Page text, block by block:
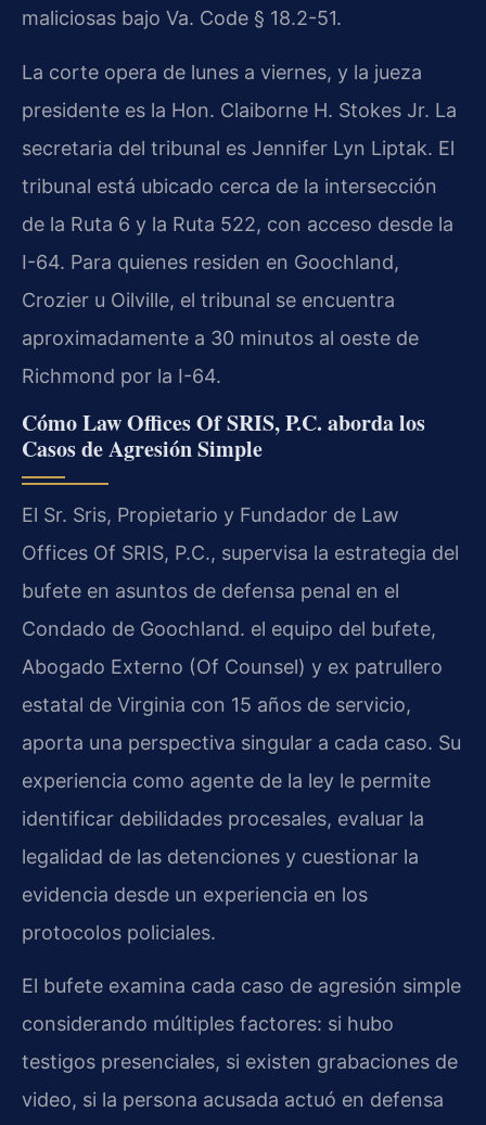
maliciosas bajo Va. Code § 18.2-51.
La corte opera de lunes a viernes, y la jueza
presidente es la Hon. Claiborne H. Stokes Jr. La
secretaria del tribunal es Jennifer Lyn Liptak. El
tribunal está ubicado cerca de la intersección
de la Ruta 6 y la Ruta 522, con acceso desde la
I-64. Para quienes residen en Goochland,
Crozier u Oilville, el tribunal se encuentra
aproximadamente a 30 minutos al oeste de
Richmond por la I-64.
Cómo Law Offices Of SRIS, P.C. aborda los
Casos de Agresión Simple
El Sr. Sris, Propietario y Fundador de Law
Offices Of SRIS, P.C., supervisa la estrategia del
bufete en asuntos de defensa penal en el
Condado de Goochland. el equipo del bufete,
Abogado Externo (Of Counsel) y ex patrullero
estatal de Virginia con 15 años de servicio,
aporta una perspectiva singular a cada caso. Su
experiencia como agente de la ley le permite
identificar debilidades procesales, evaluar la
legalidad de las detenciones y cuestionar la
evidencia desde un experiencia en los
protocolos policiales.
El bufete examina cada caso de agresión simple
considerando múltiples factores: si hubo
testigos presenciales, si existen grabaciones de
video, si la persona acusada actuó en defensa